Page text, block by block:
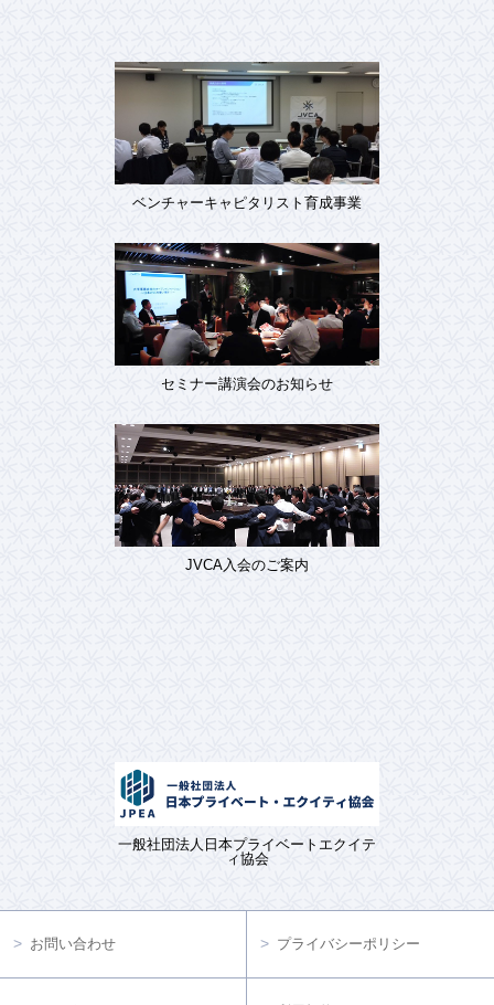
ベンチャーキャピタリスト育成事業
セミナー講演会のお知らせ
JVCA入会のご案内
一般社団法人日本プライベートエクイテ
ィ協会
お問い合わせ プライバシーポリシー